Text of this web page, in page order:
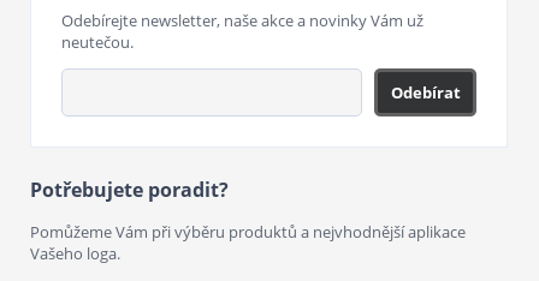
Odebírejte newsletter, naše akce a novinky Vám už
neutečou.
Odebírat
Potřebujete poradit?
Pomůžeme Vám při výběru produktů a nejvhodnější aplikace
Vašeho loga.